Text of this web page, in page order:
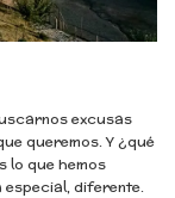
excusas
queremos. Y ¿qué
lo que hemos
especial, diferente.